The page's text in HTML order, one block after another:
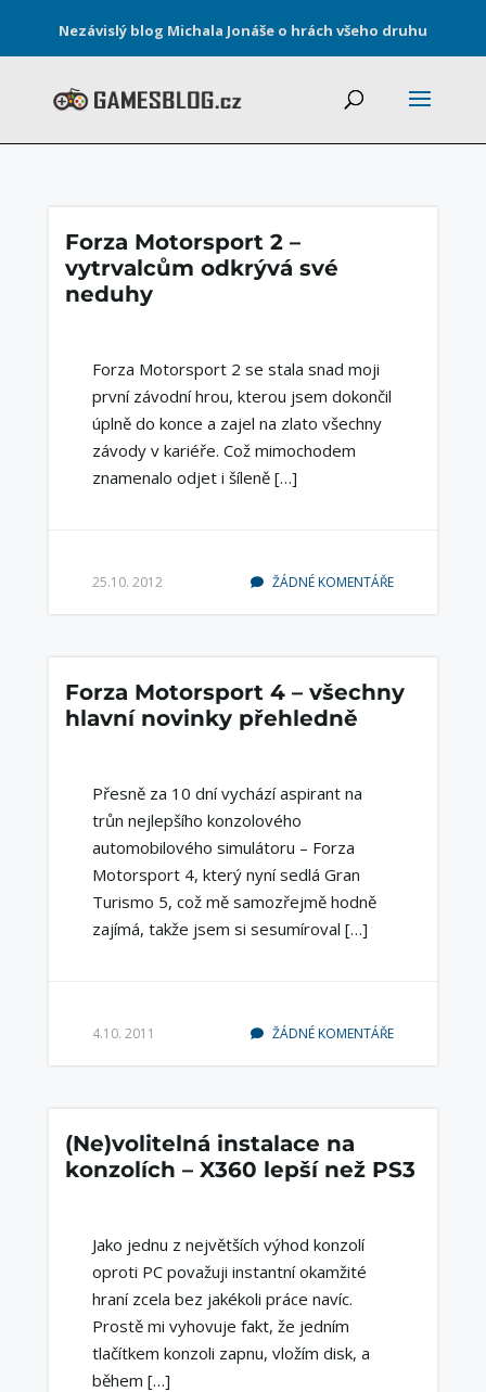
Nezávislý blog Michala Jonáše o hrách všeho druhu
Forza Motorsport 2 –
vytrvalcům odkrývá své
neduhy
Forza Motorsport 2 se stala snad moji
první závodní hrou, kterou jsem dokončil
úplně do konce a zajel na zlato všechny
závody v kariéře. Což mimochodem
znamenalo odjet i šíleně […]
25.10. 2012 ŽÁDNÉ KOMENTÁŘE
Forza Motorsport 4 – všechny
hlavní novinky přehledně
Přesně za 10 dní vychází aspirant na
trůn nejlepšího konzolového
automobilového simulátoru – Forza
Motorsport 4, který nyní sedlá Gran
Turismo 5, což mě samozřejmě hodně
zajímá, takže jsem si sesumíroval […]
4.10. 2011 ŽÁDNÉ KOMENTÁŘE
(Ne)volitelná instalace na
konzolích – X360 lepší než PS3
Jako jednu z největších výhod konzolí
oproti PC považuji instantní okamžité
hraní zcela bez jakékoli práce navíc.
Prostě mi vyhovuje fakt, že jedním
tlačítkem konzoli zapnu, vložím disk, a
během […]